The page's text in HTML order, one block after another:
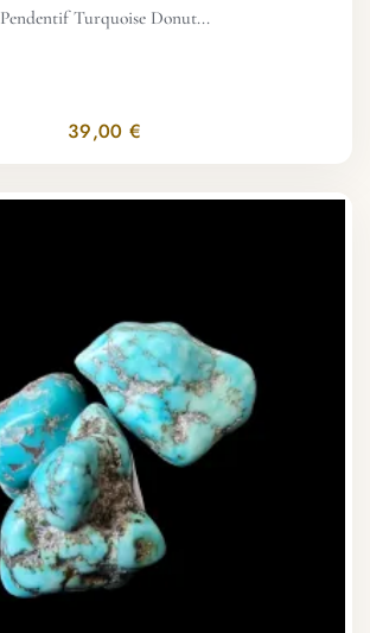
Pendentif Turquoise Donut...
39,00 €